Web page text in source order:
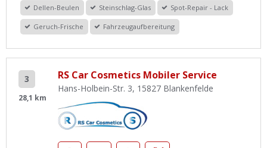
Dellen-Beulen Steinschlag-Glas Spot-Repair - Lack
Geruch-Frische Fahrzeugaufbereitung
3
28,1 km
RS Car Cosmetics Mobiler Service
Hans-Holbein-Str. 3, 15827 Blankenfelde